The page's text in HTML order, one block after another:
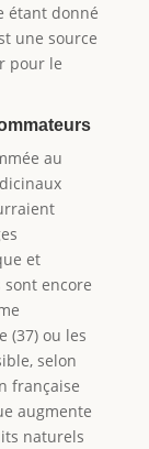
étant donné
une source
pour le
au
et
encore
(37) ou les
selon
française
augmente
naturels